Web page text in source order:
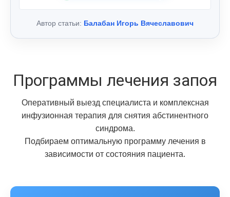
Автор статьи: Балабан Игорь Вячеславович
Программы лечения запоя
Оперативный выезд специалиста и комплексная
инфузионная терапия для снятия абстинентного
синдрома.
Подбираем оптимальную программу лечения в
зависимости от состояния пациента.